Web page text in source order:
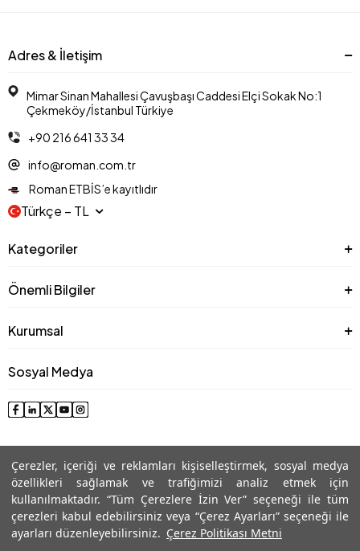
Çerezler, içeriği ve reklamları kişiselleştirmek, sosyal medya
özellikleri sağlamak ve trafiğimizi analiz etmek için
kullanılmaktadır. “Tüm Çerezlere İzin Ver” seçeneği ile tüm
çerezleri kabul edebilirsiniz veya “Çerez Ayarları” seçeneği ile
ayarları düzenleyebilirsiniz. Çerez Politikası Metni
Adres & İletişim
Mimar Sinan Mahallesi Çavuşbaşı Caddesi Elçi Sokak No:1
Çekmeköy/İstanbul Türkiye
+90 216 641 33 34
info@roman.com.tr
Roman ETBİS’e kayıtlıdır
Türkçe − TL
Kategoriler
Önemli Bilgiler
Kurumsal
Sosyal Medya
© 2025 Roman® Tüm Hakları Saklıdır, İzinsiz kullanılamaz